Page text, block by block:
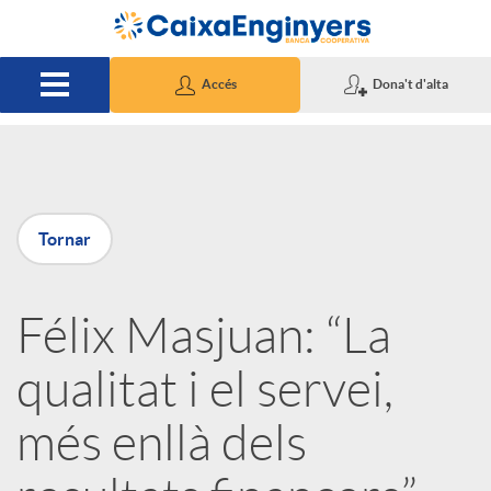
Salta al contingut principal
Accés Dona't d'alta
P
u
b
l
Tornar
Félix Masjuan: “La
qualitat i el servei,
més enllà dels